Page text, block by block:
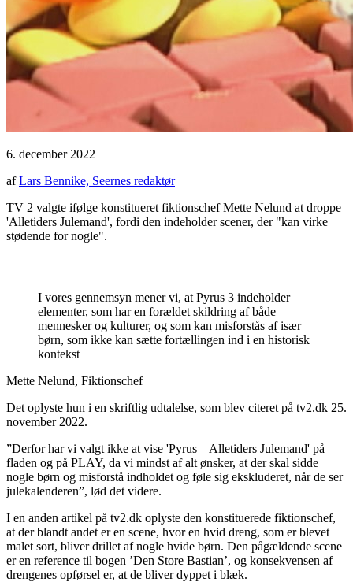
6. december 2022
afLars Bennike, Seernes redaktør
TV 2 valgte ifølge konstitueret fiktionschef Mette Nelund at droppe
'Alletiders Julemand', fordi den indeholder scener, der "kan virke
stødende for nogle".
I vores gennemsyn mener vi, at Pyrus 3 indeholder
elementer, som har en forældet skildring af både
mennesker og kulturer, og som kan misforstås af især
børn, som ikke kan sætte fortællingen ind i en historisk
kontekst
Mette Nelund, Fiktionschef
Det oplyste hun i en skriftlig udtalelse, som blev citeret på tv2.dk 25.
november 2022.
”Derfor har vi valgt ikke at vise 'Pyrus – Alletiders Julemand' på
fladen og på PLAY, da vi mindst af alt ønsker, at der skal sidde
nogle børn og misforstå indholdet og føle sig ekskluderet, når de ser
julekalenderen”, lød det videre.
I en anden artikel på tv2.dk oplyste den konstituerede fiktionschef,
at der blandt andet er en scene, hvor en hvid dreng, som er blevet
malet sort, bliver drillet af nogle hvide børn. Den pågældende scene
er en reference til bogen ’Den Store Bastian’, og konsekvensen af
drengenes opførsel er, at de bliver dyppet i blæk.